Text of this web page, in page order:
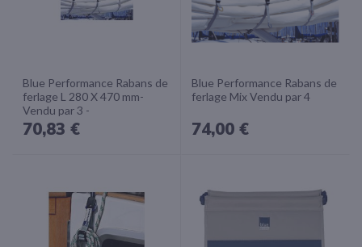
Blue Performance Rabans de
ferlage L 280 X 470 mm-
Vendu par 3 -
70,83 €
Blue Performance Rabans de
ferlage Mix Vendu par 4
74,00 €